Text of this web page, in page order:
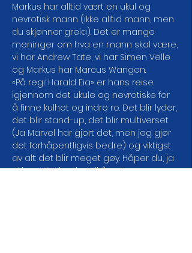
Markus har alltid vært en ukul og
nevrotisk mann (ikke alltid mann, men
du skjønner greia). Det er mange
meninger om hva en mann skal være,
vi har Andrew Tate, vi har Simen Velle
og Markus har Marcus Wangen.
«På regi: Harald Eia» er hans reise
igjennom det ukule og nevrotiske for
å finne kulhet og indre ro. Det blir lyder,
det blir stand-up, det blir multiverset
(Ja Marvel har gjort det, men jeg gjør
det forhåpentligvis bedre) og viktigst
av alt: det blir meget gøy. Håper du, ja
akkurat DU har lyst til å se!